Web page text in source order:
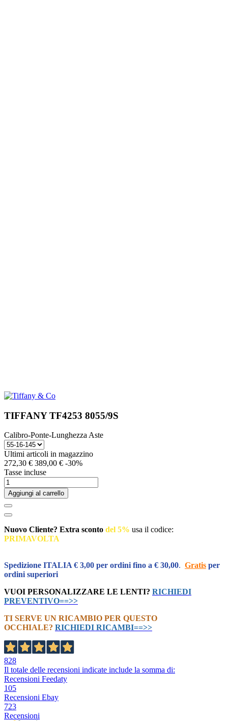
TIFFANY TF4253 8055/9S
Calibro-Ponte-Lunghezza Aste
Ultimi articoli in magazzino
272,30 € 389,00 € -30%
Tasse incluse
Aggiungi al carrello
Nuovo Cliente? Extra sconto del 5% usa il codice:
PRIMAVOLTA
Spedizione ITALIA € 3,00 per ordini fino a € 30,00. Gratis per
ordini superiori
VUOI PERSONALIZZARE LE LENTI? RICHIEDI
PREVENTIVO==>>
TI SERVE UN RICAMBIO PER QUESTO
OCCHIALE? RICHIEDI RICAMBI==>>
828
Il totale delle recensioni indicate include la somma di:
Recensioni Feedaty
105
Recensioni Ebay
723
Recensioni